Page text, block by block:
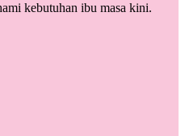
kebutuhan ibu masa kini.